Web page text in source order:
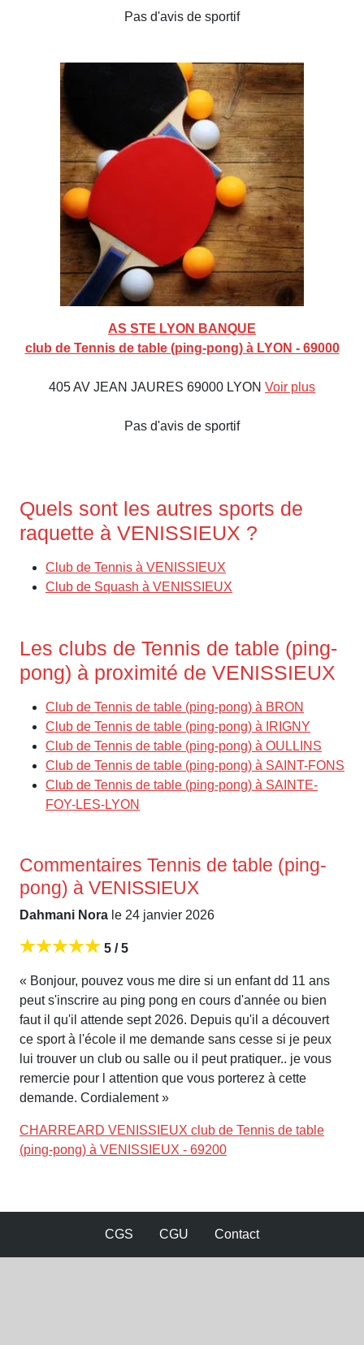
Pas d'avis de sportif
AS STE LYON BANQUE
club de Tennis de table (ping-pong) à LYON - 69000
405 AV JEAN JAURES 69000 LYON Voir plus
Pas d'avis de sportif
Quels sont les autres sports de
raquette à VENISSIEUX ?
Club de Tennis à VENISSIEUX
Club de Squash à VENISSIEUX
Les clubs de Tennis de table (ping-
pong) à proximité de VENISSIEUX
Club de Tennis de table (ping-pong) à BRON
Club de Tennis de table (ping-pong) à IRIGNY
Club de Tennis de table (ping-pong) à OULLINS
Club de Tennis de table (ping-pong) à SAINT-FONS
Club de Tennis de table (ping-pong) à SAINTE-
FOY-LES-LYON
Commentaires Tennis de table (ping-
pong) à VENISSIEUX
Dahmani Nora le 24 janvier 2026
5 / 5
« Bonjour, pouvez vous me dire si un enfant dd 11 ans
peut s'inscrire au ping pong en cours d'année ou bien
faut il qu'il attende sept 2026. Depuis qu'il a découvert
ce sport à l'école il me demande sans cesse si je peux
lui trouver un club ou salle ou il peut pratiquer.. je vous
remercie pour l attention que vous porterez à cette
demande. Cordialement »
CHARREARD VENISSIEUX club de Tennis de table
(ping-pong) à VENISSIEUX - 69200
CGS CGU Contact